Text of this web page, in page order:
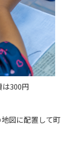
300円
図に配置して町